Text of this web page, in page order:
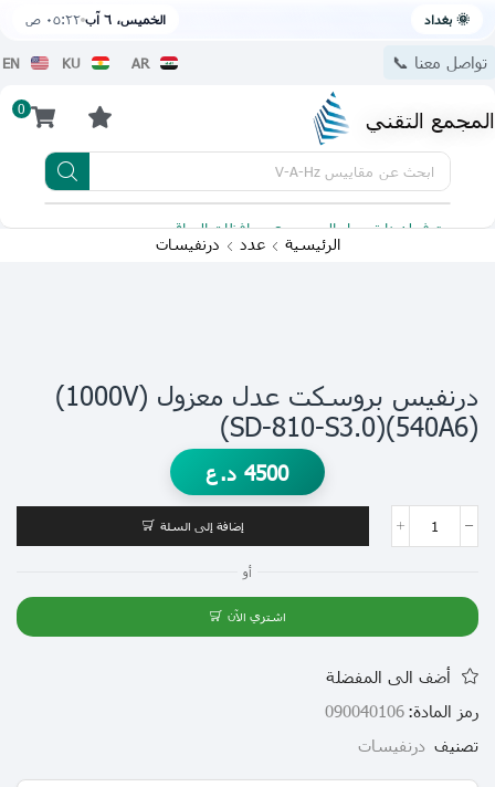
🌞 بغداد الخميس، ٦ آب ٠٥:٢٢ ص
تواصل معنا 📞 AR
KU
EN
المجمع التقني 0
ابحث عن مقاييس V-A-Hz
يتوفر لدينا توصيل الى جميع محافظات العراق
الرئيسية عدد درنفيسات
درنفيس بروسكت عدل معزول (1000V)
(540A6)(SD-810-S3.0)
4500 د.ع
إضافة إلى السلة
أو
اشتري الآن
أضف الى المفضلة
رمز المادة: 090040106
تصنيف درنفيسات